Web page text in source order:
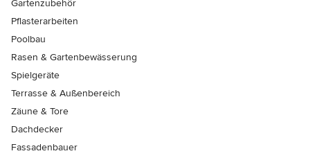
Gartenzubehör
Pflasterarbeiten
Poolbau
Rasen & Gartenbewässerung
Spielgeräte
Terrasse & Außenbereich
Zäune & Tore
Dachdecker
Fassadenbauer